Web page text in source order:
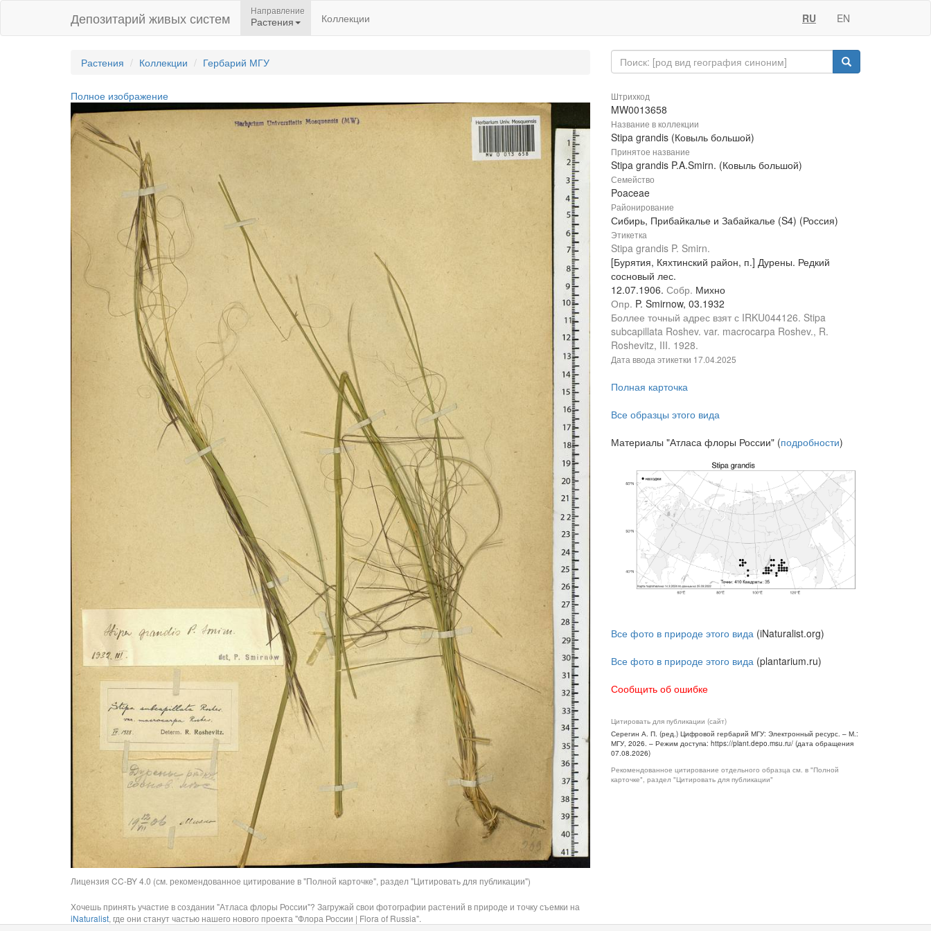
Депозитарий живых систем Направление
Растения Коллекции RU EN
Растения Коллекции Гербарий МГУ
Полное изображение
Лицензия CC-BY 4.0 (см. рекомендованное цитирование в "Полной карточке", раздел "Цитировать для публикации")
Хочешь принять участие в создании "Атласа флоры России"? Загружай свои фотографии растений в природе и точку съемки на
iNaturalist, где они станут частью нашего нового проекта "Флора России | Flora of Russia".
Штрихкод
MW0013658
Название в коллекции
Stipa grandis (Ковыль большой)
Принятое название
Stipa grandis P.A.Smirn. (Ковыль большой)
Семейство
Poaceae
Районирование
Сибирь, Прибайкалье и Забайкалье (S4) (Россия)
Этикетка
Stipa grandis P. Smirn.
[Бурятия, Кяхтинский район, п.] Дурены. Редкий
сосновый лес.
12.07.1906. Собр. Михно
Опр. P. Smirnow, 03.1932
Боллее точный адрес взят с IRKU044126. Stipa
subcapillata Roshev. var. macrocarpa Roshev., R.
Roshevitz, III. 1928.
Дата ввода этикетки 17.04.2025
Полная карточка
Все образцы этого вида
Материалы "Атласа флоры России" (подробности)
Все фото в природе этого вида (iNaturalist.org)
Все фото в природе этого вида (plantarium.ru)
Сообщить об ошибке
Цитировать для публикации (сайт)
Серегин А. П. (ред.) Цифровой гербарий МГУ: Электронный ресурс. – М.:
МГУ, 2026. – Режим доступа: https://plant.depo.msu.ru/ (дата обращения
07.08.2026)
Рекомендованное цитирование отдельного образца см. в "Полной
карточке", раздел "Цитировать для публикации"